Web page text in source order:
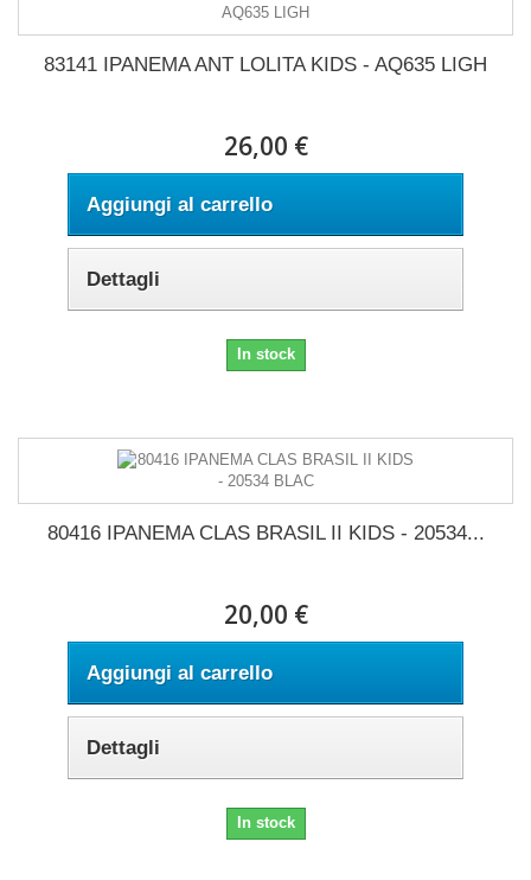
83141 IPANEMA ANT LOLITA KIDS - AQ635 LIGH
26,00 €
Aggiungi al carrello
Dettagli
In stock
80416 IPANEMA CLAS BRASIL II KIDS - 20534...
20,00 €
Aggiungi al carrello
Dettagli
In stock